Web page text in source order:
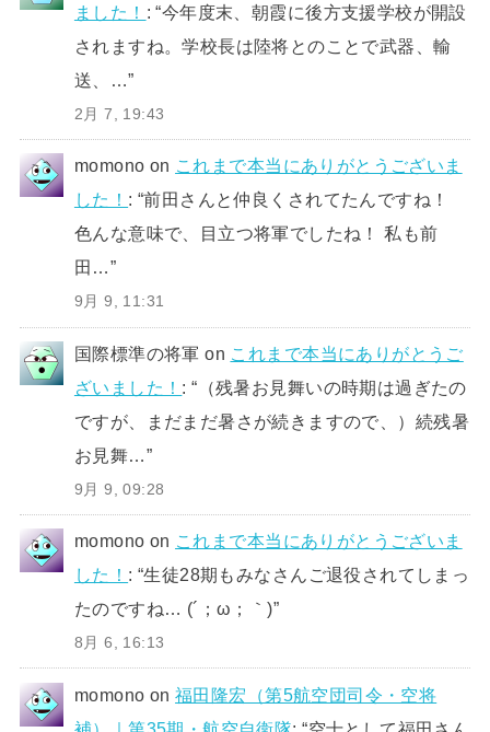
ました！ : “今年度末、朝霞に後方支援学校が開設
されますね。学校長は陸将とのことで武器、輸
送、…”
2月 7, 19:43
momono on これまで本当にありがとうございま
した！ : “前田さんと仲良くされてたんですね！
色んな意味で、目立つ将軍でしたね！ 私も前
田…”
9月 9, 11:31
国際標準の将軍 on これまで本当にありがとうご
ざいました！ : “ （残暑お見舞いの時期は過ぎたの
ですが、まだまだ暑さが続きますので、）続残暑
お見舞…”
9月 9, 09:28
momono on これまで本当にありがとうございま
した！ : “生徒28期もみなさんご退役されてしまっ
たのですね… (´；ω；｀)”
8月 6, 16:13
momono on福田隆宏（第5航空団司令・空将